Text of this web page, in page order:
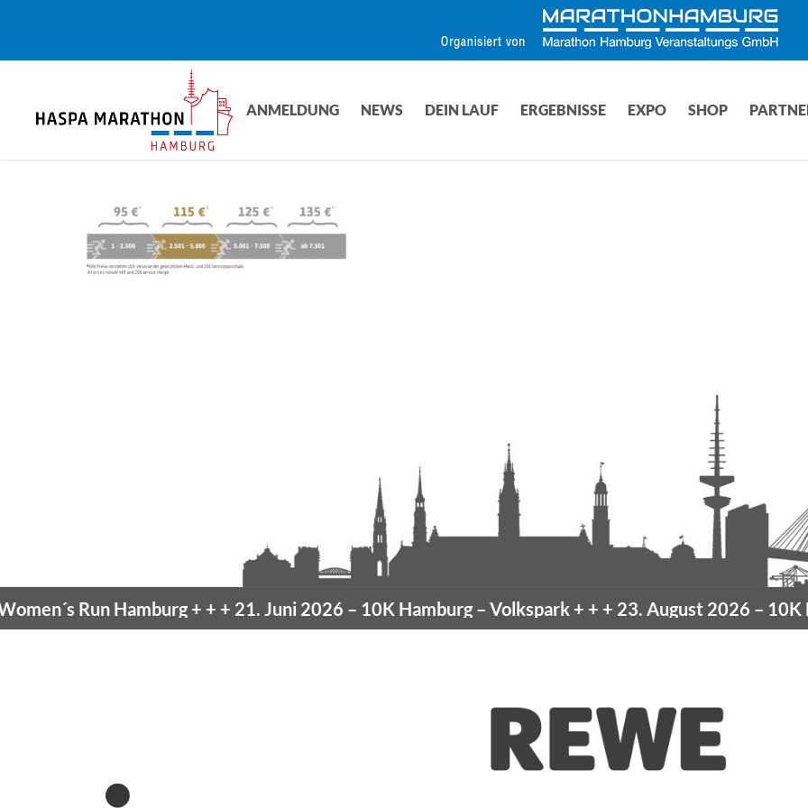
ANMELDUNG NEWS DEIN LAUF ERGEBNISSE EXPO SHOP
Run Hamburg+ + +21. Juni 2026 –10K Hamburg– Volkspark+ + +23. August 2026 –10K